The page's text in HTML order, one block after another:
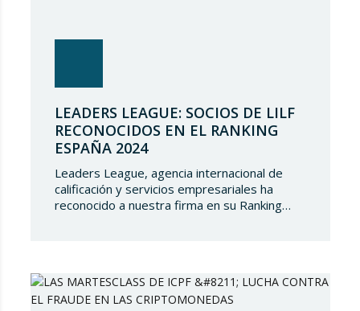
LEADERS LEAGUE: SOCIOS DE LILF
RECONOCIDOS EN EL RANKING
ESPAÑA 2024
Leaders League, agencia internacional de
calificación y servicios empresariales ha
reconocido a nuestra firma en su Ranking
de seguir siendo parte de un directorio tan
selecto, lo que demuestra el gran talento…